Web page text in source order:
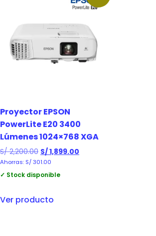
Proyector EPSON
PowerLite E20 3400
Lúmenes 1024×768 XGA
S/2,200.00 S/1,899.00
Ahorras: S/301.00
✓ Stock disponible
Ver producto